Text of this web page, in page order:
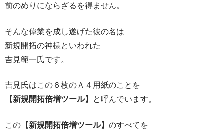
前のめりにならざるを得ません。
そんな偉業を成し遂げた彼の名は
新規開拓の神様といわれた
吉見範一氏です。
吉見氏はこの６枚のＡ４用紙のことを
【新規開拓倍増ツール】
と呼んでいます。
この 【新規開拓倍増ツール】 のすべてを